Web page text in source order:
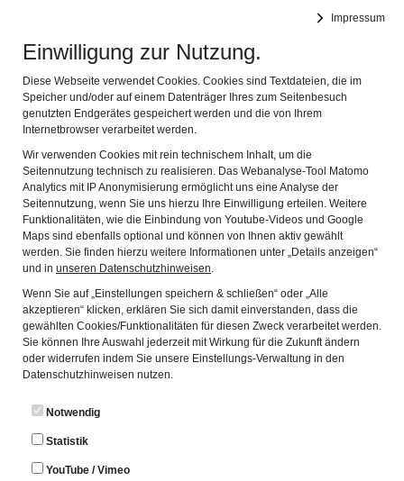
Impressum
Einwilligung zur Nutzung.
Diese Webseite verwendet Cookies. Cookies sind Textdateien, die im
Speicher und/oder auf einem Datenträger Ihres zum Seitenbesuch
genutzten Endgerätes gespeichert werden und die von Ihrem
Internetbrowser verarbeitet werden.
Wir verwenden Cookies mit rein technischem Inhalt, um die
Seitennutzung technisch zu realisieren. Das Webanalyse-Tool Matomo
Analytics mit IP Anonymisierung ermöglicht uns eine Analyse der
Seitennutzung, wenn Sie uns hierzu Ihre Einwilligung erteilen. Weitere
Funktionalitäten, wie die Einbindung von Youtube-Videos und Google
Maps sind ebenfalls optional und können von Ihnen aktiv gewählt
werden. Sie finden hierzu weitere Informationen unter „Details anzeigen“
und in unseren Datenschutzhinweisen.
Wenn Sie auf „Einstellungen speichern & schließen“ oder „Alle
akzeptieren“ klicken, erklären Sie sich damit einverstanden, dass die
gewählten Cookies/Funktionalitäten für diesen Zweck verarbeitet werden.
Sie können Ihre Auswahl jederzeit mit Wirkung für die Zukunft ändern
oder widerrufen indem Sie unsere Einstellungs-Verwaltung in den
Datenschutzhinweisen nutzen.
Notwendig
Statistik
YouTube / Vimeo
WIE SIE UNS FINDEN: